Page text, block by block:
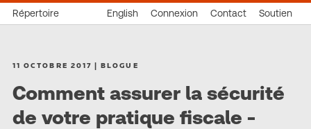
Répertoire English Connexion Contact Soutien
11 OCTOBRE 2017 | BLOGUE
Comment assurer la sécurité
de votre pratique fiscale -